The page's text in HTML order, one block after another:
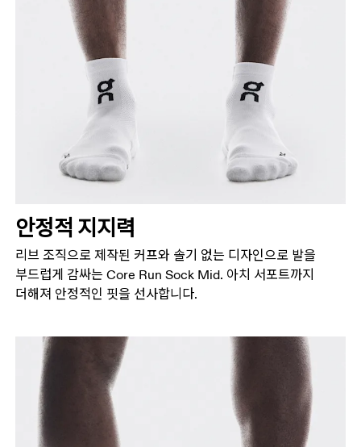
안정적 지지력
리브 조직으로 제작된 커프와 솔기 없는 디자인으로 발을
부드럽게 감싸는 Core Run Sock Mid. 아치 서포트까지
더해져 안정적인 핏을 선사합니다.